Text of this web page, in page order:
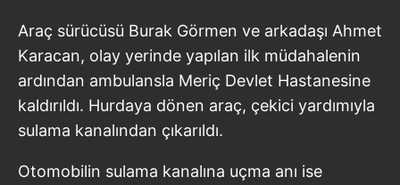
Araç sürücüsü Burak Görmen ve arkadaşı Ahmet
Karacan, olay yerinde yapılan ilk müdahalenin
ardından ambulansla Meriç Devlet Hastanesine
kaldırıldı. Hurdaya dönen araç, çekici yardımıyla
sulama kanalından çıkarıldı.
Otomobilin sulama kanalına uçma anı ise